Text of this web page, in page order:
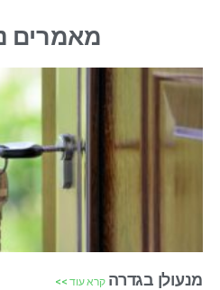
מאמרים
מנעולן בגדרהקרא עוד >>